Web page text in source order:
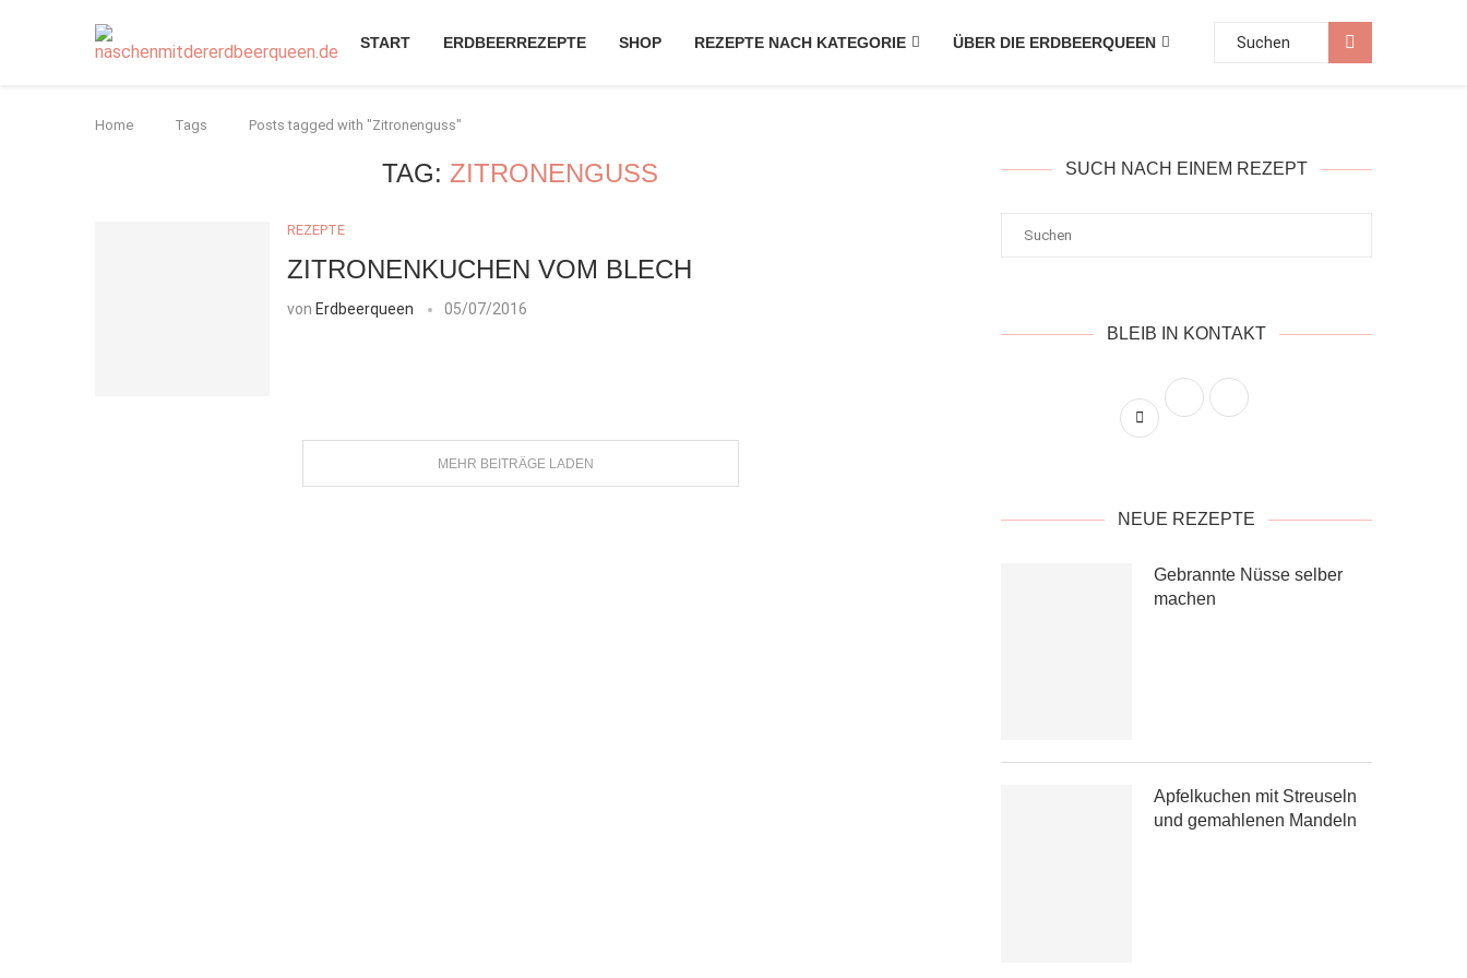
START ERDBEERREZEPTE SHOP REZEPTE NACH KATEGORIE ÜBER DIE ERDBEERQUEEN
Home Tags Posts tagged with "Zitronenguss"
TAG:ZITRONENGUSS
REZEPTE
ZITRONENKUCHEN VOM BLECH
von Erdbeerqueen 05/07/2016
MEHR BEITRÄGE LADEN
SUCH NACH EINEM REZEPT
BLEIB IN KONTAKT
NEUE REZEPTE
Gebrannte Nüsse selber
machen
Apfelkuchen mit Streuseln
und gemahlenen Mandeln